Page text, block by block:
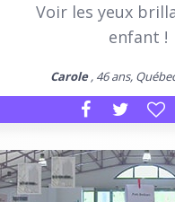
Voir les yeux
enfant !
Carole, 46 ans,